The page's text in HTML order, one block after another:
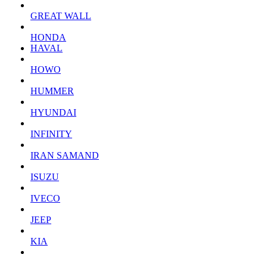
GREAT WALL
HONDA
HAVAL
HOWO
HUMMER
HYUNDAI
INFINITY
IRAN SAMAND
ISUZU
IVECO
JEEP
KIA